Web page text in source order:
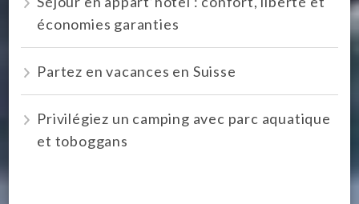
économies garanties
Partez en vacances en Suisse
Privilégiez un camping avec parc aquatique
et toboggans